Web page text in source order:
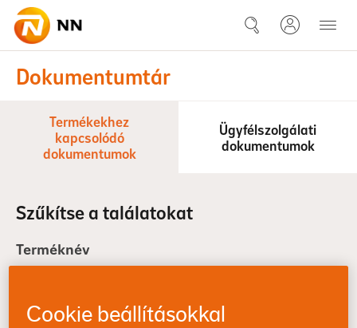
Ugrás a fő tartalomhoz
Dokumentumtár
Dokumentumtár
Termékekhez
kapcsolódó
dokumentumok
Ügyfélszolgálati
dokumentumok
Szűkítse a találatokat
Terméknév
Cookie beállításokkal